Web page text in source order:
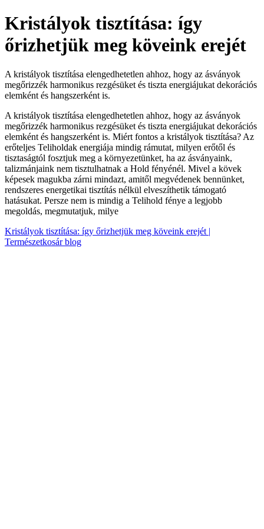
Kristályok tisztítása: így
őrizhetjük meg köveink erejét
A kristályok tisztítása elengedhetetlen ahhoz, hogy az ásványok
megőrizzék harmonikus rezgésüket és tiszta energiájukat dekorációs
elemként és hangszerként is.
A kristályok tisztítása elengedhetetlen ahhoz, hogy az ásványok
megőrizzék harmonikus rezgésüket és tiszta energiájukat dekorációs
elemként és hangszerként is. Miért fontos a kristályok tisztítása? Az
erőteljes Teliholdak energiája mindig rámutat, milyen erőtől és
tisztaságtól fosztjuk meg a környezetünket, ha az ásványaink,
talizmánjaink nem tisztulhatnak a Hold fényénél. Mivel a kövek
képesek magukba zárni mindazt, amitől megvédenek bennünket,
rendszeres energetikai tisztítás nélkül elveszíthetik támogató
hatásukat. Persze nem is mindig a Telihold fénye a legjobb
megoldás, megmutatjuk, milye
Kristályok tisztítása: így őrizhetjük meg köveink erejét |
Természetkosár blog